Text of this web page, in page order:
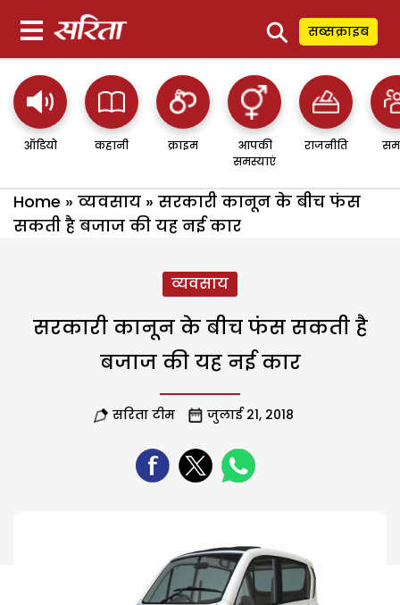
⚲ सब्सक्राइब
ऑडियो कहानी क्राइम
आपकी
समस्याएं
राजनीति
Home » व्यवसाय » सरकारी कानून के बीच फंस
सकती है बजाज की यह नई कार
व्यवसाय
सरकारी कानून के बीच फंस सकती है
बजाज की यह नई कार
सरिता टीम जुलाई 21, 2018